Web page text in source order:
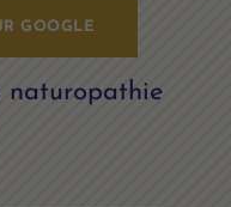
GOOGLE
naturopathie